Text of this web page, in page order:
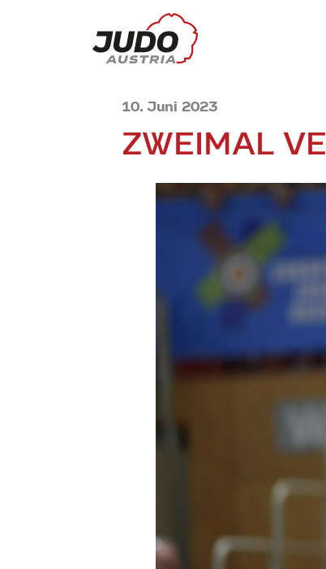
10. Juni 2023
ZWEIMAL